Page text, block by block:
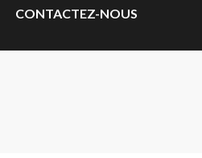
CONTACTEZ-NOUS